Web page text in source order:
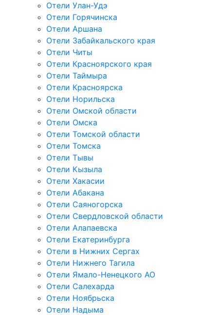
Отели Улан-Удэ
Отели Горячинска
Отели Аршана
Отели Забайкальского края
Отели Читы
Отели Красноярского края
Отели Таймыра
Отели Красноярска
Отели Норильска
Отели Омской области
Отели Омска
Отели Томской области
Отели Томска
Отели Тывы
Отели Кызыла
Отели Хакасии
Отели Абакана
Отели Саяногорска
Отели Свердловской области
Отели Алапаевска
Отели Екатеринбурга
Отели в Нижних Сергах
Отели Нижнего Тагила
Отели Ямало-Ненецкого АО
Отели Салехарда
Отели Ноябрьска
Отели Надыма